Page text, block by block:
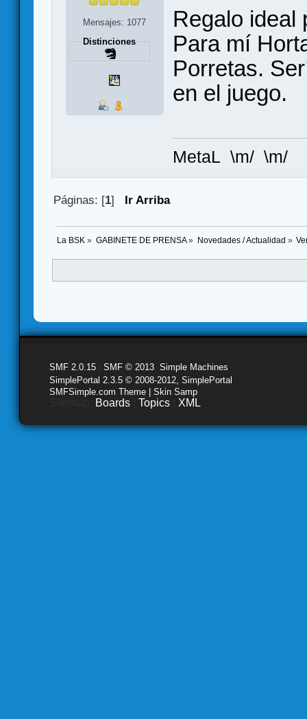
Mensajes: 1077
Distinciones
Regalo ideal
Para mí
Porretas.
en el juego.
MetaL \m/ \m/
Páginas: [1] Ir Arriba
La BSK » GABINETE DE PRENSA» Novedades / Actualidad »
SMF 2.0.15 SMF © 2013 Simple Machines
SimplePortal 2.3.5 © 2008-2012, SimplePortal
SMFSimple.com Theme | Skin Samp
Boards Topics XML